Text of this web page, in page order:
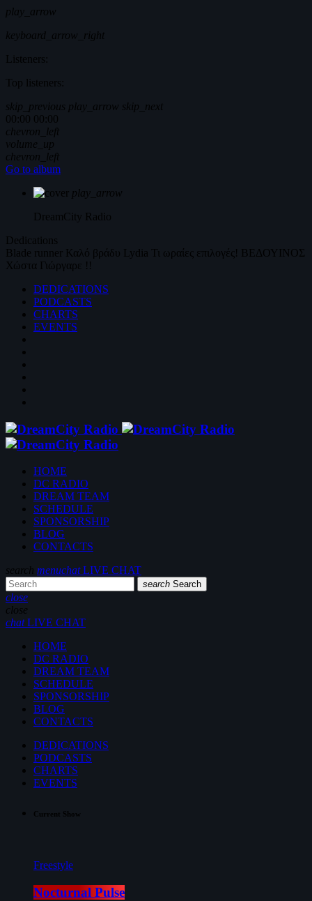
play_arrow
keyboard_arrow_right
Listeners:
Top listeners:
skip_previous play_arrow skip_next
00:00 00:00
chevron_left
volume_up
chevron_left
Go to album
play_arrow
DreamCity Radio
Dedications
Blade runner Καλό βράδυ Lydia Τι ωραίες επιλογές! ΒΕΔΟΥΙΝΟΣ
Χώστα Γιώργαρε !!
DEDICATIONS
PODCASTS
CHARTS
EVENTS
HOME
DC RADIO
DREAM TEAM
SCHEDULE
SPONSORSHIP
BLOG
CONTACTS
search menuchatLIVE CHAT
search Search
close
close
chatLIVE CHAT
HOME
DC RADIO
DREAM TEAM
SCHEDULE
SPONSORSHIP
BLOG
CONTACTS
DEDICATIONS
PODCASTS
CHARTS
EVENTS
Current Show
Freestyle
Nocturnal Pulse